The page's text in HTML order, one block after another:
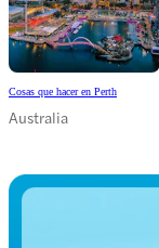
Cosas que hacer en Perth
Australia